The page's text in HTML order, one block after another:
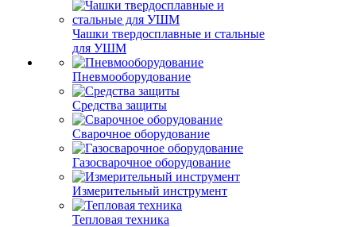
Чашки твердосплавные и стальные
для УШМ
Пневмооборудование
Средства защиты
Сварочное оборудование
Газосварочное оборудование
Измерительный инструмент
Тепловая техника